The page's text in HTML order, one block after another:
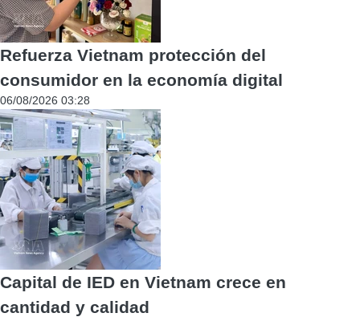
Refuerza Vietnam protección del
consumidor en la economía digital
06/08/2026 03:28
Capital de IED en Vietnam crece en
cantidad y calidad